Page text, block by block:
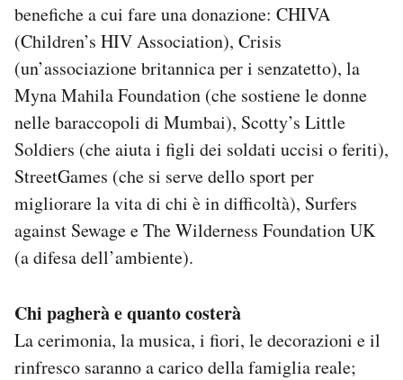
benefiche a cui fare una donazione: CHIVA
(Children’s HIV Association), Crisis
(un’associazione britannica per i senzatetto), la
Myna Mahila Foundation (che sostiene le donne
nelle baraccopoli di Mumbai), Scotty’s Little
Soldiers (che aiuta i figli dei soldati uccisi o feriti),
StreetGames (che si serve dello sport per
migliorare la vita di chi è in difficoltà), Surfers
against Sewage e The Wilderness Foundation UK
(a difesa dell’ambiente).
Chi pagherà e quanto costerà
La cerimonia, la musica, i fiori, le decorazioni e il
rinfresco saranno a carico della famiglia reale;